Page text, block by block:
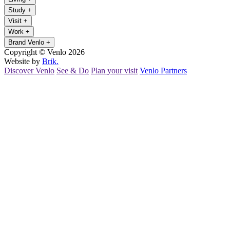
Study +
Visit +
Work +
Brand Venlo +
Copyright © Venlo 2026
Website by Brik.
Discover Venlo See & Do Plan your visit Venlo Partners